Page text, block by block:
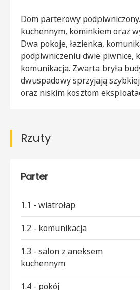
Dom parterowy
kuchennym, kominkiem oraz
Dwa pokoje, łazienka,
podpiwniczeniu dwie piwnice,
komunikacja. Zwarta bryła
dwuspadowy sprzyjają
oraz niskim kosztom
Rzuty
Parter
1.1 - wiatrołap
1.2 - komunikacja
1.3 - salon z aneksem
kuchennym
1.4 - pokój